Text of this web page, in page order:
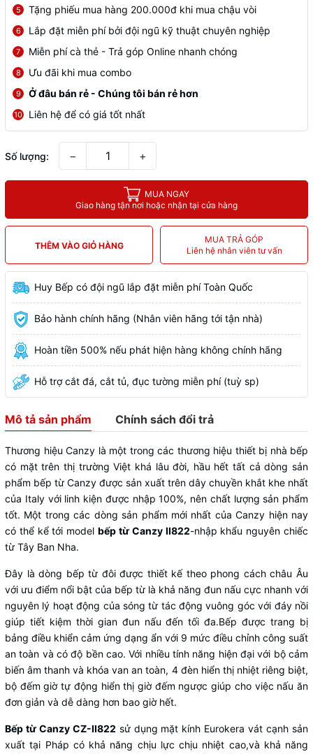
5 Tặng phiếu mua hàng 200.000đ khi mua chậu vòi
6 Lắp đặt miễn phí bởi đội ngũ kỹ thuật chuyên nghiệp
7 Miễn phí cà thẻ - Trả góp Online nhanh chóng
8 Ưu đãi khi mua combo
9 Ở đâu bán rẻ - Chúng tôi bán rẻ hơn
10 Liên hệ để có giá tốt nhất
Số lượng: − +
MUA NGAY
Giao hàng tận nơi hoặc nhận tại cửa hàng
THÊM VÀO GIỎ HÀNG
MUA TRẢ GÓP
Liên hệ nhân viên tư vấn
Huy Bếp có đội ngũ lắp đặt miễn phí Toàn Quốc
Bảo hành chính hãng (Nhân viên hãng tới tận nhà)
Hoàn tiền 500% nếu phát hiện hàng không chính hãng
Hỗ trợ cắt đá, cắt tủ, đục tường miễn phí (tuỳ sp)
Mô tả sản phẩm Chính sách đổi trả
Thương hiệu Canzy là một trong các thương hiệu thiết bị nhà bếp
có mặt trên thị trường Việt khá lâu đời, hầu hết tất cả dòng sản
phẩm bếp từ Canzy được sản xuất trên dây chuyền khắt khe nhất
của Italy với linh kiện được nhập 100%, nên chất lượng sản phẩm
tốt. Một trong các dòng sản phẩm mới nhất của Canzy hiện nay
có thể kể tới modelbếp từ Canzy II822-nhập khẩu nguyên chiếc
từ Tây Ban Nha.
Đây là dòng bếp từ đôi được thiết kế theo phong cách châu Âu
với ưu điểm nổi bật của bếp từ là khả năng đun nấu cực nhanh với
nguyên lý hoạt động của sóng từ tác động vuông góc với đáy nồi
giúp tiết kiệm thời gian đun nấu đến tối đa.Bếp được trang bị
bảng điều khiển cảm ứng dạng ẩn với 9 mức điều chỉnh công suất
an toàn và có độ bền cao. Với nhiều tính năng hiện đại với bộ cảm
biến âm thanh và khóa van an toàn, 4 đèn hiển thị nhiệt riêng biệt,
bộ đếm giờ tự động hiển thị giờ đếm ngược giúp cho việc nấu ăn
đơn giản và dễ dàng hơn bao giờ hết.
Bếp từ Canzy CZ-II822 sử dụng mặt kính Eurokera vát cạnh sản
xuất tại Pháp có khả năng chịu lực chịu nhiệt cao,và khả năng